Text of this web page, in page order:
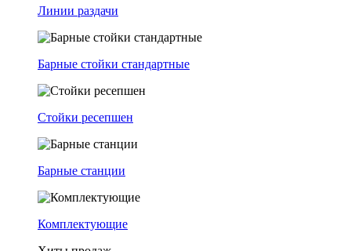
Линии раздачи
Барные стойки стандартные
Стойки ресепшен
Барные станции
Комплектующие